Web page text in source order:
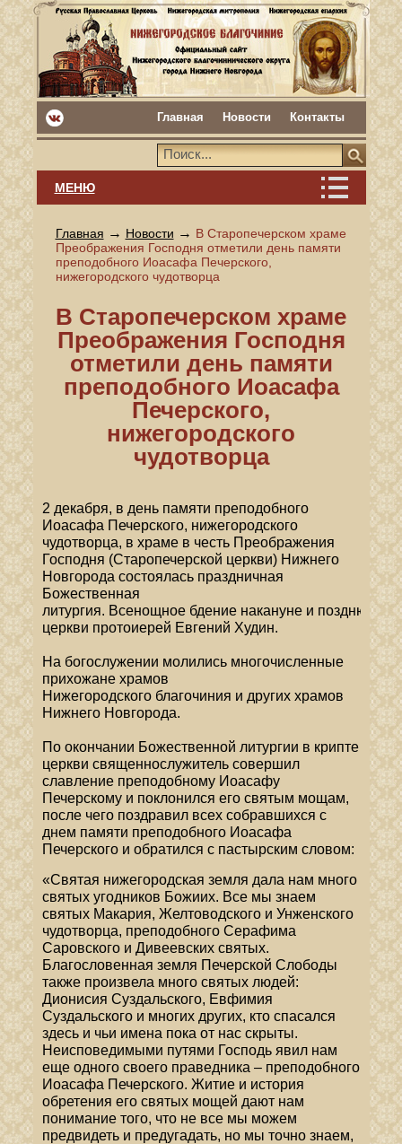
Главная Новости Контакты
МЕНЮ
Главная → Новости → В Старопечерском храме
Преображения Господня отметили день памяти
преподобного Иоасафа Печерского,
нижегородского чудотворца
В Старопечерском храме
Преображения Господня
отметили день памяти
преподобного Иоасафа
Печерского,
нижегородского
чудотворца
2 декабря, в день памяти преподобного
Иоасафа Печерского, нижегородского
чудотворца, в храме в честь Преображения
Господня (Старопечерской церкви) Нижнего
Новгорода состоялась праздничная
Божественная
литургия. Всенощное бдение накануне и позднюю
церкви протоиерей Евгений Худин.
На богослужении молились многочисленные
прихожане храмов
Нижегородского благочиния и других храмов
Нижнего Новгорода.
По окончании Божественной литургии в крипте
церкви священнослужитель совершил
славление преподобному Иоасафу
Печерскому и поклонился его святым мощам,
после чего поздравил всех собравшихся с
днем памяти преподобного Иоасафа
Печерского и обратился с пастырским словом:
«Святая нижегородская земля дала нам много
святых угодников Божиих. Все мы знаем
святых Макария, Желтоводского и Унженского
чудотворца, преподобного Серафима
Саровского и Дивеевских святых.
Благословенная земля Печерской Слободы
также произвела много святых людей:
Дионисия Суздальского, Евфимия
Суздальского и многих других, кто спасался
здесь и чьи имена пока от нас скрыты.
Неисповедимыми путями Господь явил нам
еще одного своего праведника – преподобного
Иоасафа Печерского. Житие и история
обретения его святых мощей дают нам
понимание того, что не все мы можем
предвидеть и предугадать, но мы точно знаем,